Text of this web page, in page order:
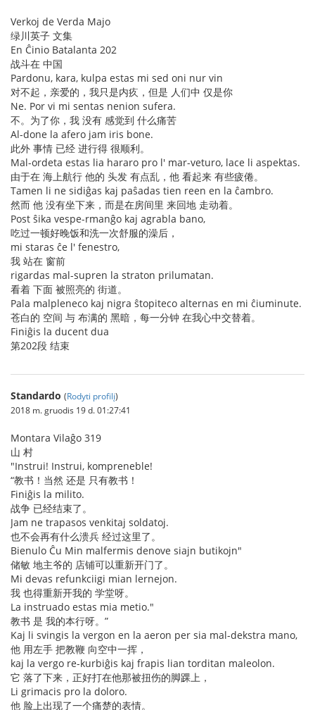
Verkoj de Verda Majo
绿川英子 文集
En Ĉinio Batalanta 202
战斗在 中国
Pardonu, kara, kulpa estas mi sed oni nur vin
对不起，亲爱的，我只是内疚，但是 人们中 仅是你
Ne. Por vi mi sentas nenion sufera.
不。为了你，我 没有 感觉到 什么痛苦
Al-done la afero jam iris bone.
此外 事情 已经 进行得 很顺利。
Mal-ordeta estas lia hararo pro l' mar-veturo, lace li aspektas.
由于在 海上航行 他的 头发 有点乱，他 看起来 有些疲倦。
Tamen li ne sidiĝas kaj paŝadas tien reen en la ĉambro.
然而 他 没有坐下来，而是在房间里 来回地 走动着。
Post ŝika vespe-rmanĝo kaj agrabla bano,
吃过一顿好晚饭和洗一次舒服的澡后，
mi staras ĉe l' fenestro,
我 站在 窗前
rigardas mal-supren la straton prilumatan.
看着 下面 被照亮的 街道。
Pala malpleneco kaj nigra ŝtopiteco alternas en mi ĉiuminute.
苍白的 空间 与 布满的 黑暗，每一分钟 在我心中交替着。
Finiĝis la ducent dua
第202段 结束
Standardo (Rodyti profilį)
2018 m. gruodis 19 d. 01:27:41
Montara Vilaĝo 319
山 村
"Instrui! Instrui, kompreneble!
“教书！当然 还是 只有教书！
Finiĝis la milito.
战争 已经结束了。
Jam ne trapasos venkitaj soldatoj.
也不会再有什么溃兵 经过这里了。
Bienulo Ĉu Min malfermis denove siajn butikojn"
储敏 地主爷的 店铺可以重新开门了。
Mi devas refunkciigi mian lernejon.
我 也得重新开我的 学堂呀。
La instruado estas mia metio."
教书 是 我的本行呀。”
Kaj li svingis la vergon en la aeron per sia mal-dekstra mano,
他 用左手 把教鞭 向空中一挥，
kaj la vergo re-kurbiĝis kaj frapis lian torditan maleolon.
它 落了下来，正好打在他那被扭伤的脚踝上，
Li grimacis pro la doloro.
他 脸上出现了一个痛楚的表情。